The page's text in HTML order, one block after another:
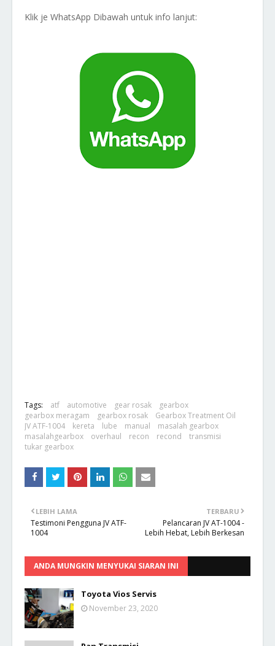
Klik je WhatsApp Dibawah untuk info lanjut:
Tags: atf automotive gear rosak
gearbox
gearbox meragam
gearbox rosak
Gearbox Treatment Oil
JV ATF-1004
kereta lube manual
masalah gearbox
masalahgearbox
overhaul recon recond
transmisi
tukar gearbox
TERBARU
Pelancaran JV AT-1004 -
Lebih Hebat, Lebih Berkesan
LEBIH LAMA
Testimoni Pengguna JV ATF-
1004
ANDA MUNGKIN MENYUKAI SIARAN INI
Toyota Vios Servis
November 23, 2020